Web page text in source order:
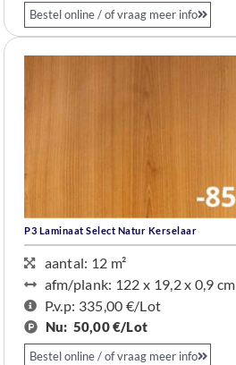
Bestel online / of vraag meer info
P3 Laminaat Select Natur Kerselaar
aantal: 12 m²
afm/plank: 122 x 19,2 x 0,9 cm
P.v.p: 335,00 €/Lot
Nu: 50,00 €/Lot
Bestel online / of vraag meer info